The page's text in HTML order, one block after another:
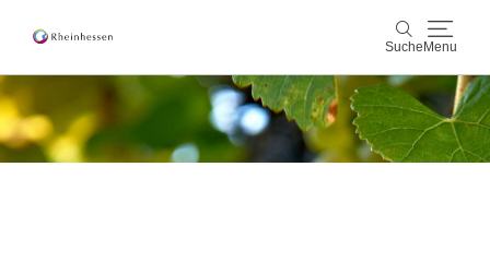
Suche Menu
Suche
Wein & Genuss